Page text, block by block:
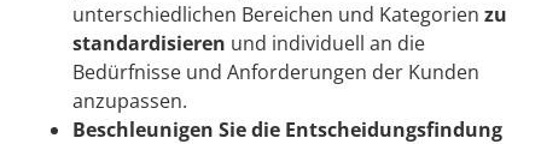
unterschiedlichen Bereichen und Kategorien zu
standardisieren und individuell an die
Bedürfnisse und Anforderungen der Kunden
anzupassen.
Beschleunigen Sie die Entscheidungsfindung